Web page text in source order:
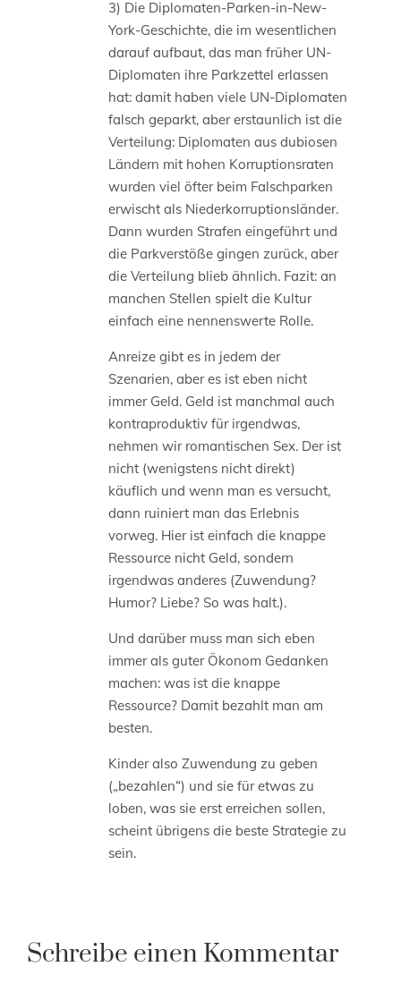
3) Die Diplomaten-Parken-in-New-
York-Geschichte, die im wesentlichen
darauf aufbaut, das man früher UN-
Diplomaten ihre Parkzettel erlassen
hat: damit haben viele UN-Diplomaten
falsch geparkt, aber erstaunlich ist die
Verteilung: Diplomaten aus dubiosen
Ländern mit hohen Korruptionsraten
wurden viel öfter beim Falschparken
erwischt als Niederkorruptionsländer.
Dann wurden Strafen eingeführt und
die Parkverstöße gingen zurück, aber
die Verteilung blieb ähnlich. Fazit: an
manchen Stellen spielt die Kultur
einfach eine nennenswerte Rolle.
Anreize gibt es in jedem der
Szenarien, aber es ist eben nicht
immer Geld. Geld ist manchmal auch
kontraproduktiv für irgendwas,
nehmen wir romantischen Sex. Der ist
nicht (wenigstens nicht direkt)
käuflich und wenn man es versucht,
dann ruiniert man das Erlebnis
vorweg. Hier ist einfach die knappe
Ressource nicht Geld, sondern
irgendwas anderes (Zuwendung?
Humor? Liebe? So was halt.).
Und darüber muss man sich eben
immer als guter Ökonom Gedanken
machen: was ist die knappe
Ressource? Damit bezahlt man am
besten.
Kinder also Zuwendung zu geben
(„bezahlen“) und sie für etwas zu
loben, was sie erst erreichen sollen,
scheint übrigens die beste Strategie zu
sein.
Schreibe einen Kommentar